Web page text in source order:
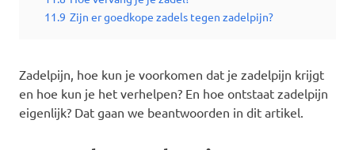
11.9 Zijn er goedkope zadels tegen zadelpijn?
Zadelpijn, hoe kun je voorkomen dat je zadelpijn krijgt
en hoe kun je het verhelpen? En hoe ontstaat zadelpijn
eigenlijk? Dat gaan we beantwoorden in dit artikel.